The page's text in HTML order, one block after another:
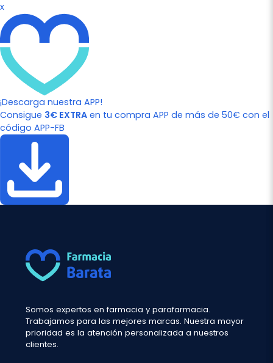
x
¡Descarga nuestra APP!
Consigue 3€ EXTRA en tu compra APP de más de 50€ con el
código APP-FB
Somos expertos en farmacia y parafarmacia.
Trabajamos para las mejores marcas. Nuestra mayor
prioridad es la atención personalizada a nuestros
clientes.